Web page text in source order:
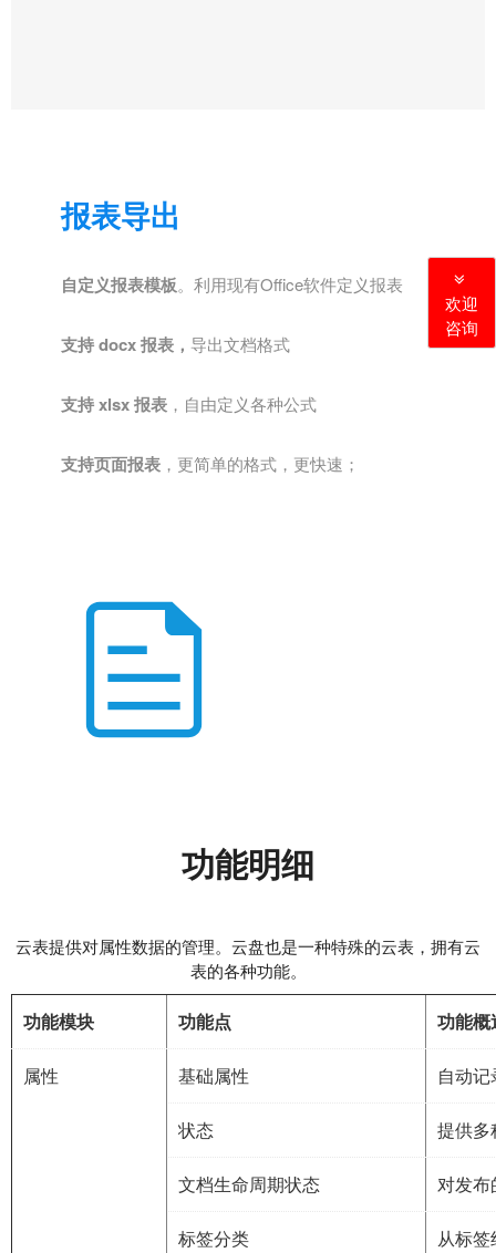
报表导出
自定义报表模板。利用现有Office软件定义报表
支持 docx 报表， 导出文档格式
支持 xlsx 报表 ，自由定义各种公式
支持页面报表 ，更简单的格式，更快速；
功能明细
云表提供对属性数据的管理。云盘也是一种特殊的云表，拥有云
表的各种功能。
功能模块 功能点 功能概
属性 基础属性 自动
状态 提供多
文档生命周期状态 对发布
标签分类 从标
欢迎
咨询